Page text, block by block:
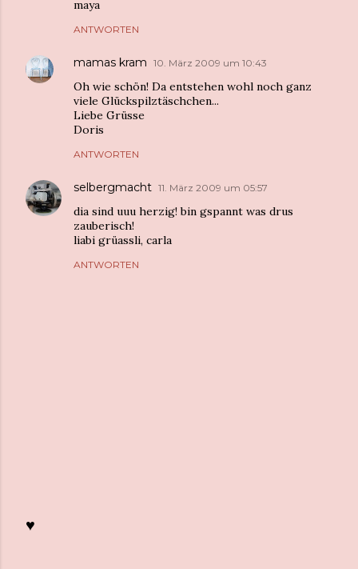
maya
ANTWORTEN
mamas kram 10. März 2009 um 10:43
Oh wie schön! Da entstehen wohl noch ganz
viele Glückspilztäschchen...
Liebe Grüsse
Doris
ANTWORTEN
selbergmacht 11. März 2009 um 05:57
dia sind uuu herzig! bin gspannt was drus
zauberisch!
liabi grüassli, carla
ANTWORTEN
♥